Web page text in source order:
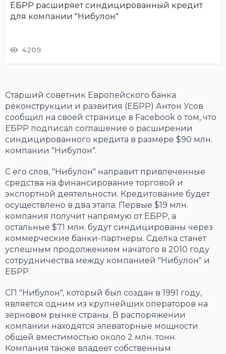
ЕБРР расширяет синдицированный кредит
для компании "Нибулон"
4209
Старший советник Европейского банка
реконструкции и развития (ЕБРР) Антон Усов
сообщил на своей странице в Facebook о том, что
ЕБРР подписал соглашение о расширении
синдицированного кредита в размере $90 млн.
компании "Нибулон".
С его слов, "Нибулон" направит привлеченные
средства на финансирование торговой и
экспортной деятельности. Кредитование будет
осуществлено в два этапа. Первые $19 млн.
компания получит напрямую от ЕБРР, а
остальные $71 млн. будут синдицированы через
коммерческие банки-партнеры. Сделка станет
успешным продолжением начатого в 2010 году
сотрудничества между компанией "Нибулон" и
ЕБРР.
СП "Нибулон", который был создан в 1991 году,
является одним из крупнейших операторов на
зерновом рынке страны. В распоряжении
компании находятся элеваторные мощности
общей вместимостью около 2 млн. тонн.
Компания также владеет собственным